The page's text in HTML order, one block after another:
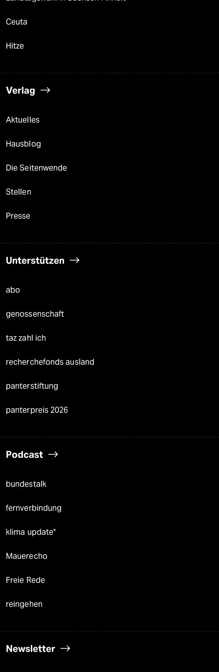
Ceuta
Hitze
Verlag
Aktuelles
Hausblog
Die Seitenwende
Stellen
Presse
Unterstützen
abo
genossenschaft
taz zahl ich
recherchefonds ausland
panterstiftung
panterpreis 2026
Podcast
bundestalk
fernverbindung
klima update°
Mauerecho
Freie Rede
reingehen
Newsletter